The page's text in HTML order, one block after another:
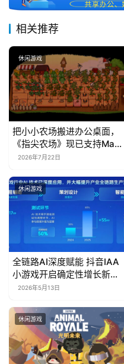
相关推荐
休闲游戏
把小小农场搬进办公桌面，
《指尖农场》现已支持Mac
系统！
2026年7月22日
休闲游戏
全链路AI深度赋能 抖音IAA
小游戏开启确定性增长新周
期2026年5月13日
休闲游戏